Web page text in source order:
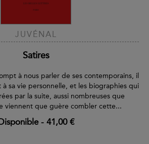
JUVÉNAL
Satires
à nous parler de ses contemporains, il
sa vie personnelle, et les biographies qui
par la suite, aussi nombreuses que
viennent que guère combler cette...
- 41,00 €